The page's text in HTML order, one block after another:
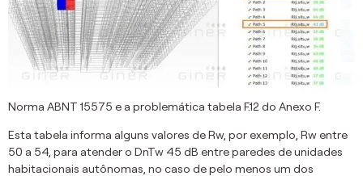
Norma ABNT 15575 e a problemática tabela F.12 do Anexo F.
Esta tabela informa alguns valores de Rw, por exemplo, Rw entre
50 a 54, para atender o DnTw 45 dB entre paredes de unidades
habitacionais autônomas, no caso de pelo menos um dos